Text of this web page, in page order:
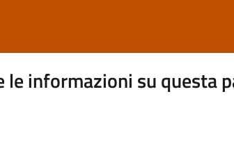
le informazioni su questa